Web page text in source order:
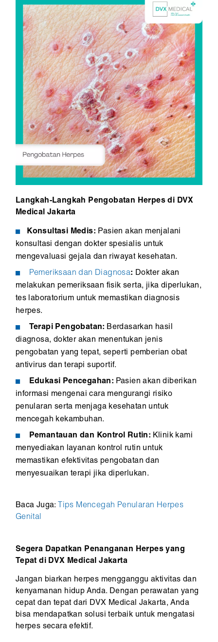
Langkah-Langkah Pengobatan Herpes di DVX
Medical Jakarta
Konsultasi Medis: Pasien akan menjalani
konsultasi dengan dokter spesialis untuk
mengevaluasi gejala dan riwayat kesehatan.
Pemeriksaan dan Diagnosa: Dokter akan
melakukan pemeriksaan fisik serta, jika diperlukan,
tes laboratorium untuk memastikan diagnosis
herpes.
Terapi Pengobatan: Berdasarkan hasil
diagnosa, dokter akan menentukan jenis
pengobatan yang tepat, seperti pemberian obat
antivirus dan terapi suportif.
Edukasi Pencegahan: Pasien akan diberikan
informasi mengenai cara mengurangi risiko
penularan serta menjaga kesehatan untuk
mencegah kekambuhan.
Pemantauan dan Kontrol Rutin: Klinik kami
menyediakan layanan kontrol rutin untuk
memastikan efektivitas pengobatan dan
menyesuaikan terapi jika diperlukan.
Baca Juga: Tips Mencegah Penularan Herpes
Genital
Segera Dapatkan Penanganan Herpes yang
Tepat di DVX Medical Jakarta
Jangan biarkan herpes mengganggu aktivitas dan
kenyamanan hidup Anda. Dengan perawatan yang
cepat dan tepat dari DVX Medical Jakarta, Anda
bisa mendapatkan solusi terbaik untuk mengatasi
herpes secara efektif.